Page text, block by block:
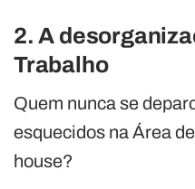
2. A
Trabalho
Quem nunca se
esquecidos na Área
house?